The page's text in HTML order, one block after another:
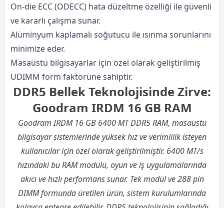
On-die ECC (ODECC) hata düzeltme özelliği ile güvenli
ve kararlı çalışma sunar.
Alüminyum kaplamalı soğutucu ile ısınma sorunlarını
minimize eder.
Masaüstü bilgisayarlar için özel olarak geliştirilmiş
UDIMM form faktörüne sahiptir.
DDR5 Bellek Teknolojisinde Zirve:
Goodram IRDM 16 GB RAM
Goodram IRDM 16 GB 6400 MT DDR5 RAM, masaüstü
bilgisayar sistemlerinde yüksek hız ve verimlilik isteyen
kullanıcılar için özel olarak geliştirilmiştir. 6400 MT/s
hızındaki bu RAM modülü, oyun ve iş uygulamalarında
akıcı ve hızlı performans sunar. Tek modül ve 288 pin
DIMM formunda üretilen ürün, sistem kurulumlarında